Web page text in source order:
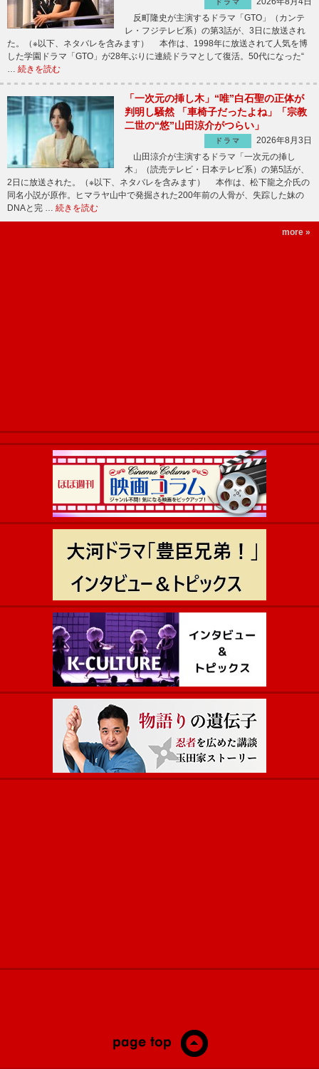
ドラマ
反町隆史が主演するドラマ「GTO」（カンテ
レ・フジテレビ系）の第3話が、3日に放送され
た。（※以下、ネタバレを含みます） 本作は、1998年に放送されて人気を博
した学園ドラマ「GTO」が28年ぶりに連続ドラマとして復活。50代になった“
… 続きを読む
「一次元の挿し木」“唯”白石聖の正体が
判明し騒然 「車椅子だったよね」「宗教
二世の“悠”山田涼介がつらい」
ドラマ
2026年8月3日
山田涼介が主演するドラマ「一次元の挿し
木」（読売テレビ・日本テレビ系）の第5話が、
2日に放送された。（※以下、ネタバレを含みます） 本作は、松下龍之介氏の
同名小説が原作。ヒマラヤ山中で発掘された200年前の人骨が、失踪した妹の
DNAと完 … 続きを読む
more »